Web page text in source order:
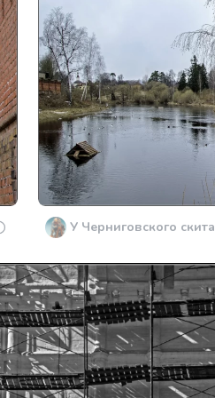
У Черниговского скита